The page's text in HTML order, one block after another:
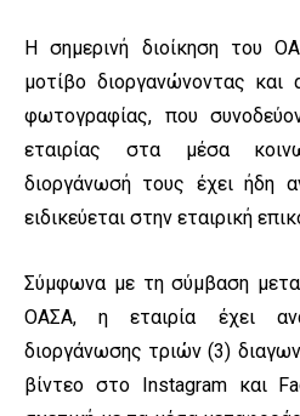
Η σημερινή διοίκηση του
μοτίβο διοργανώνοντας και
φωτογραφίας, που
εταιρίας στα μέσα
διοργάνωσή τους έχει ήδη
ειδικεύεται στην εταιρική
Σύμφωνα με τη σύμβαση
ΟΑΣΑ, η εταιρία έχει
διοργάνωσης τριών (3)
βίντεο στο Instagram και